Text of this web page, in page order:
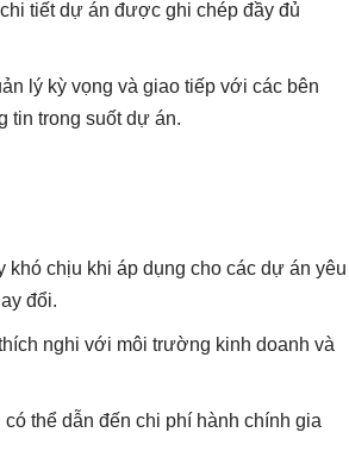
tiết dự án được ghi chép đầy đủ
lý kỳ vọng và giao tiếp với các bên
tin trong suốt dự án.
chịu khi áp dụng cho các dự án yêu
đổi.
nghi với môi trường kinh doanh và
thể dẫn đến chi phí hành chính gia